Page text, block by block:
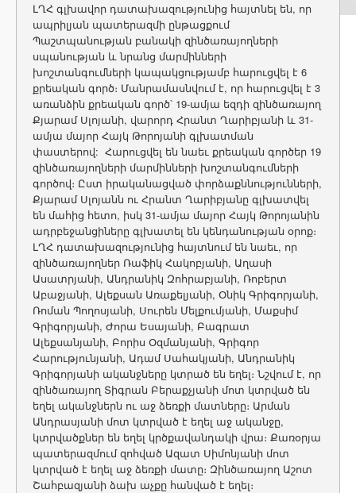
ԼՂՀ գլխավոր դատախազությունից հայտնել են, որ
ապրիլյան պատերազմի ընթացքում
Պաշտպանության բանակի զինծառայողների
սպանության և նրանց մարմինների
խոշտանգումների կապակցությամբ հարուցվել է 6
քրեական գործ։ Մանրամասնվում է, որ հարուցվել է 3
առանձին քրեական գործ՝ 19-ամյա եզդի զինծառայող
Քյարամ Սլոյանի, վարորդ Հրանտ Ղարիբյանի և 31-
ամյա մայոր Հայկ Թորոյանի գլխատման
փաստերով: Հարուցվել են նաեւ քրեական գործեր 19
զինծառայողների մարմինների խոշտանգումների
գործով։ Ըստ իրականացված փորձաքննությունների,
Քյարամ Սլոյանն ու Հրանտ Ղարիբյանը գլխատվել
են մահից հետո, իսկ 31-ամյա մայոր Հայկ Թորոյանին
ադրբեջանցիները գլխատել են կենդանության օրոք։
ԼՂՀ դատախազությունից հայտնում են նաեւ, որ
զինծառայողներ Ռաֆիկ Հակոբյանի, Աղասի
Ասատրյանի, Անդրանիկ Զոհրաբյանի, Ռոբերտ
Աբաջյանի, Ալեքսան Առաքելյանի, Օնիկ Գրիգորյանի,
Ռոման Պողոսյանի, Սուրեն Մելքումյանի, Մաքսիմ
Գրիգորյանի, Ժորա Եսայանի, Բագրատ
Ալեքսանյանի, Բորիս Օզմանյանի, Գրիգոր
Հարությունյանի, Ադամ Սահակյանի, Անդրանիկ
Գրիգորյանի ականջները կտրած են եղել։ Նշվում է, որ
զինծառայող Տիգրան Բերաքչյանի մոտ կտրված են
եղել ականջներն ու աջ ձեռքի մատները։ Արման
Անդրասյանի մոտ կտրված է եղել աջ ականջը,
կտրվածքներ են եղել կրծքավանդակի վրա։ Քառօրյա
պատերազմում զոհված Ազատ Սիմոնյանի մոտ
կտրված է եղել աջ ձեռքի մատը։ Զինծառայող Աշոտ
Շահբազյանի ձախ աչքը հանված է եղել։